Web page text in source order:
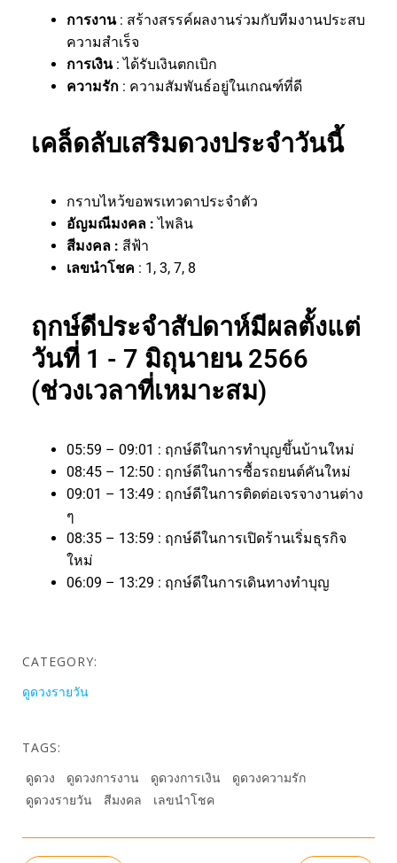
การงาน : สร้างสรรค์ผลงานร่วมกับทีมงานประสบ
ความสำเร็จ
การเงิน : ได้รับเงินตกเบิก
ความรัก : ความสัมพันธ์อยู่ในเกณฑ์ที่ดี
เคล็ดลับเสริมดวงประจำวันนี้
กราบไหว้ขอพรเทวดาประจำตัว
อัญมณีมงคล :ไพลิน
สีมงคล : สีฟ้า
เลขนำโชค : 1, 3, 7, 8
ฤกษ์ดีประจำสัปดาห์มีผลตั้งแต่
วันที่ 1 - 7 มิถุนายน 2566
(ช่วงเวลาที่เหมาะสม)
05:59 – 09:01 : ฤกษ์ดีในการทำบุญขึ้นบ้านใหม่
08:45 – 12:50 : ฤกษ์ดีในการซื้อรถยนต์คันใหม่
09:01 – 13:49 : ฤกษ์ดีในการติดต่อเจรจางานต่าง
ๆ
08:35 – 13:59 : ฤกษ์ดีในการเปิดร้านเริ่มธุรกิจ
ใหม่
06:09 – 13:29 : ฤกษ์ดีในการเดินทางทำบุญ
CATEGORY:
ดูดวงรายวัน
TAGS:
ดูดวง
ดูดวงการงาน ดูดวงการเงิน
ดูดวงความรัก
ดูดวงรายวัน
สีมงคล เลขนำโชค